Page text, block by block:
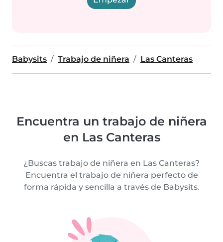
Babysits Trabajo de niñera Las Canteras
Encuentra un trabajo de niñera
en Las Canteras
¿Buscas trabajo de niñera en Las Canteras?
Encuentra el trabajo de niñera perfecto de
forma rápida y sencilla a través de Babysits.